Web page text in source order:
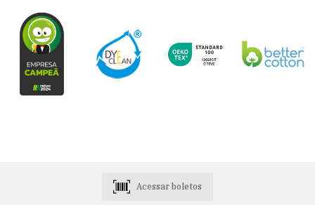
Acessar boletos